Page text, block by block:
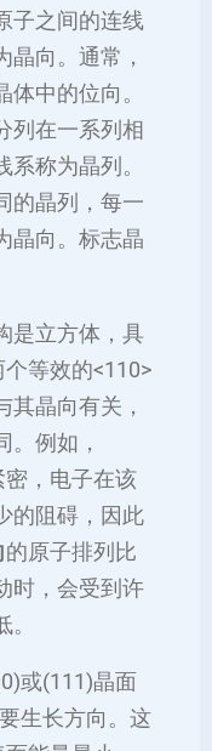
子之间的连线
向。通常，
体中的位向。
列在一系列相
称为晶列。
的晶列，每一
晶向。标志晶
是立方体，具
等效的<110>
其晶向有关，
。例如，
，电子在该
的阻碍，因此
的原子排列比
时，会受到许
或(111)晶面
生长方向。这